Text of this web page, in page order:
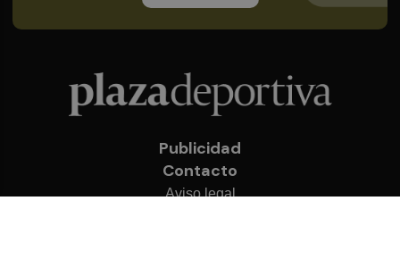
Publicidad
Contacto
Aviso legal